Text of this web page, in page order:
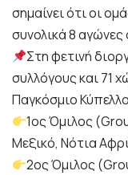
σημαίνει ότι οι
συνολικά 8 αγώνες
Στη φετινή
συλλόγους και 71
Παγκόσμιο
1ος Όμιλος
Μεξικό, Νότια
2ος Όμιλος